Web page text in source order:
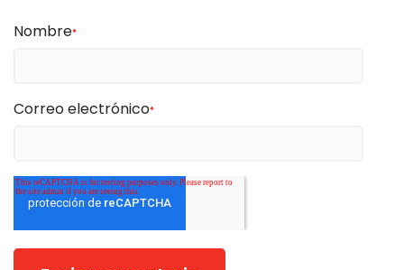
Nombre*
Correo electrónico*